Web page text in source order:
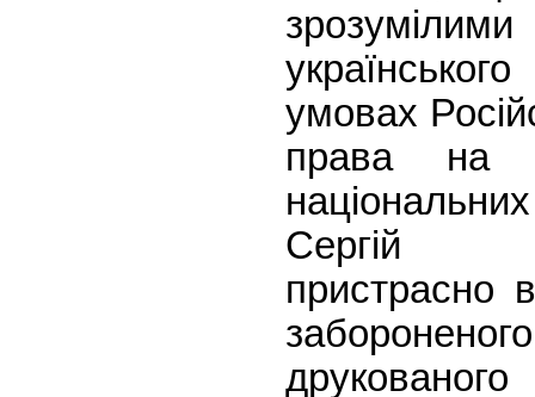
умовах
права на
Сергій
пристрасно